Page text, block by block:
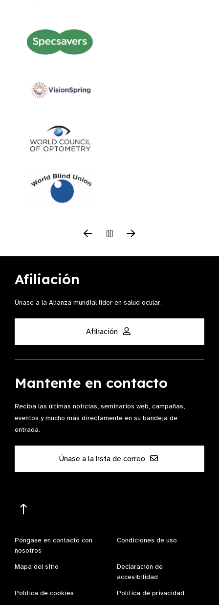
Afiliación
Únase a la Alianza mundial líder en salud ocular.
Afiliación
Mantente en contacto
Reciba las últimas noticias, seminarios web, campañas,
eventos y mucho más directamente en su bandeja de
entrada.
Únase a la lista de correo
Póngase en contacto con
nosotros
Condiciones de uso
Mapa del sitio
Declaración de
accesibilidad
Política de cookies
Política de privacidad